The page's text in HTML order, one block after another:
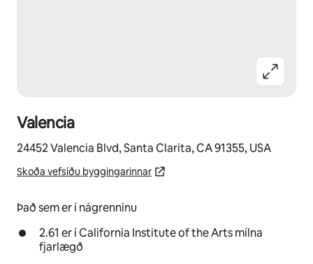
Valencia
24452 Valencia Blvd, Santa Clarita, CA 91355, USA
Skoða vefsíðu byggingarinnar
Það sem er í nágrenninu
2.61 er í California Institute of the Arts mílna
fjarlægð